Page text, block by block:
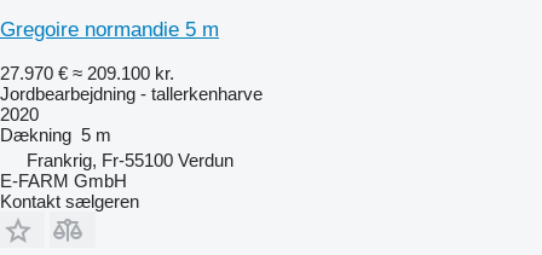
Gregoire normandie 5 m
27.970 € ≈ 209.100 kr.
Jordbearbejdning - tallerkenharve
2020
Dækning 5 m
Frankrig, Fr-55100 Verdun
E-FARM GmbH
Kontakt sælgeren